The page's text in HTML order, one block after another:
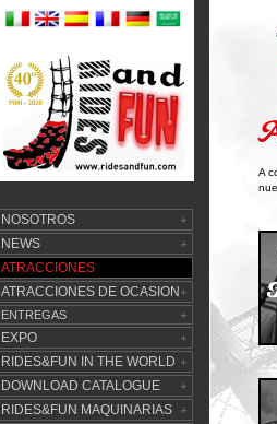
A
NOSOTROS
NEWS
ATRACCIONES
ATRACCIONES DE OCASION
ENTREGAS
EXPO
RIDES&FUN IN THE WORLD
DOWNLOAD CATALOGUE
RIDES&FUN MAQUINARIAS